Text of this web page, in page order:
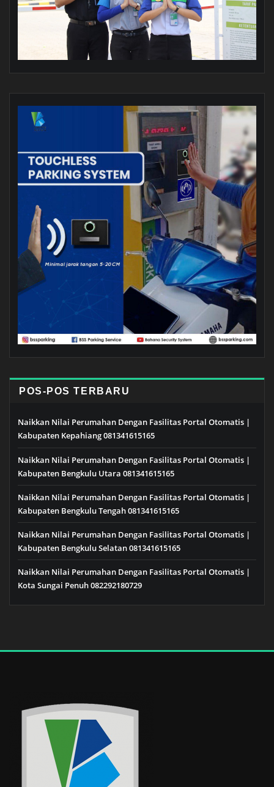
POS-POS TERBARU
Naikkan Nilai Perumahan Dengan Fasilitas Portal Otomatis |
Kabupaten Kepahiang 081341615165
Naikkan Nilai Perumahan Dengan Fasilitas Portal Otomatis |
Kabupaten Bengkulu Utara 081341615165
Naikkan Nilai Perumahan Dengan Fasilitas Portal Otomatis |
Kabupaten Bengkulu Tengah 081341615165
Naikkan Nilai Perumahan Dengan Fasilitas Portal Otomatis |
Kabupaten Bengkulu Selatan 081341615165
Naikkan Nilai Perumahan Dengan Fasilitas Portal Otomatis |
Kota Sungai Penuh 082292180729